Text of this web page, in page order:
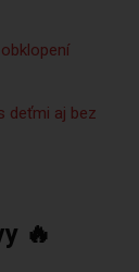
deťmi aj bez
🔥